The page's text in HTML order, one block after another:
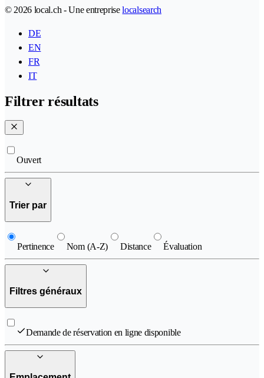
© 2026 local.ch - Une entrepriselocalsearch
DE
EN
FR
IT
Filtrer résultats
Ouvert
Trier par
Pertinence Nom (A-Z) Distance Évaluation
Filtres généraux
Demande de réservation en ligne disponible